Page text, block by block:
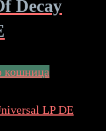
Decay
кошница